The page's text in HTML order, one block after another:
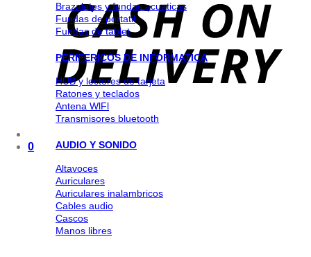
0
Brazaletes y fundas acuaticas
Fundas de portatil
Fundas de tablet
PERIFERICOS DE INFORMATICA
HUB y lectores de tarjeta
Ratones y teclados
Antena WlFl
Transmisores bluetooth
AUDIO Y SONIDO
Altavoces
Auriculares
Auriculares inalambricos
Cables audio
Cascos
Manos libres